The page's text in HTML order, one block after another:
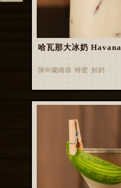
哈瓦那大冰奶
陳年蘭姆酒 蜂蜜 鮮奶